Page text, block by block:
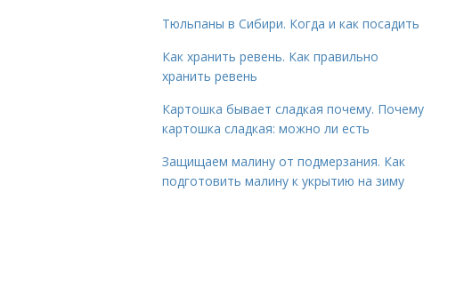
Тюльпаны в Сибири. Когда и как посадить
Как хранить ревень. Как правильно
хранить ревень
Картошка бывает сладкая почему. Почему
картошка сладкая: можно ли есть
Защищаем малину от подмерзания. Как
подготовить малину к укрытию на зиму